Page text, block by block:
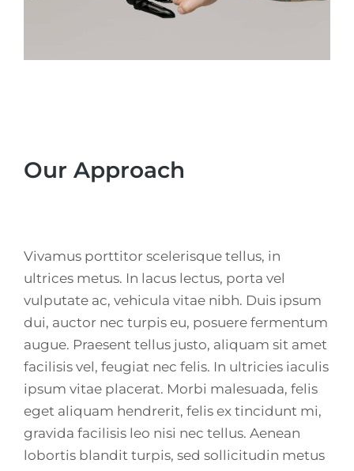
Our Approach
Vivamus porttitor scelerisque tellus, in
ultrices metus. In lacus lectus, porta vel
vulputate ac, vehicula vitae nibh. Duis ipsum
dui, auctor nec turpis eu, posuere fermentum
augue. Praesent tellus justo, aliquam sit amet
facilisis vel, feugiat nec felis. In ultricies iaculis
ipsum vitae placerat. Morbi malesuada, felis
eget aliquam hendrerit, felis ex tincidunt mi,
gravida facilisis leo nisi nec tellus. Aenean
lobortis blandit turpis, sed sollicitudin metus